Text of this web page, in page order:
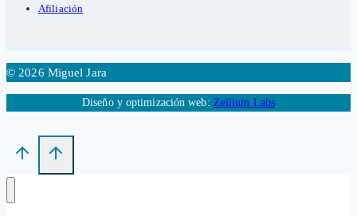
Afiliación
© 2026 Miguel Jara
Diseño y optimización web: Zellium Labs